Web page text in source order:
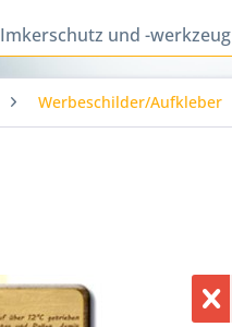
Imkerschutz und -werkzeug
Werbeschilder/Aufkleber